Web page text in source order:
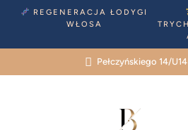
REGENERACJA ŁODYGI
WŁOSA
Pełczyńskiego 14/